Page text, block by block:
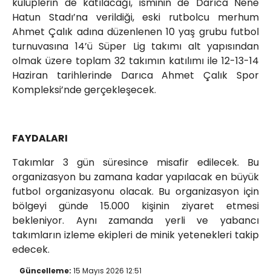
kulüplerin de katılacağı, isminin de Darıca Nene
Hatun Stadı’na verildiği, eski rutbolcu merhum
Ahmet Çalık adına düzenlenen 10 yaş grubu futbol
turnuvasına 14’ü Süper Lig takımı alt yapısından
olmak üzere toplam 32 takımın katılımı ile 12-13-14
Haziran tarihlerinde Darıca Ahmet Çalık Spor
Kompleksi’nde gerçekleşecek.
FAYDALARI
Takımlar 3 gün süresince misafir edilecek. Bu
organizasyon bu zamana kadar yapılacak en büyük
futbol organizasyonu olacak. Bu organizasyon için
bölgeyi günde 15.000 kişinin ziyaret etmesi
bekleniyor. Aynı zamanda yerli ve yabancı
takımların izleme ekipleri de minik yetenekleri takip
edecek.
Güncelleme: 15 Mayıs 2026 12:51